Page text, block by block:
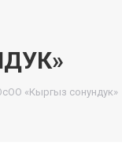
«Кыргыз сонундук»